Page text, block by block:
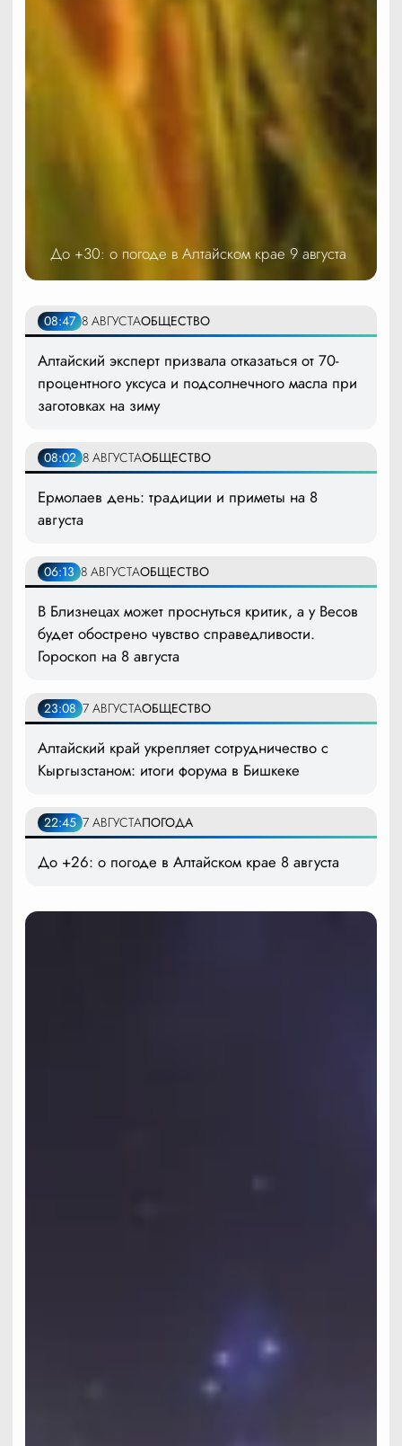
До +30: о погоде в Алтайском крае 9 августа
08:47 8 АВГУСТАОБЩЕСТВО
Алтайский эксперт призвала отказаться от 70-
процентного уксуса и подсолнечного масла при
заготовках на зиму
08:02 8 АВГУСТАОБЩЕСТВО
Ермолаев день: традиции и приметы на 8
августа
06:13 8 АВГУСТАОБЩЕСТВО
В Близнецах может проснуться критик, а у Весов
будет обострено чувство справедливости.
Гороскоп на 8 августа
23:08 7 АВГУСТАОБЩЕСТВО
Алтайский край укрепляет сотрудничество с
Кыргызстаном: итоги форума в Бишкеке
22:45 7 АВГУСТАПОГОДА
До +26: о погоде в Алтайском крае 8 августа